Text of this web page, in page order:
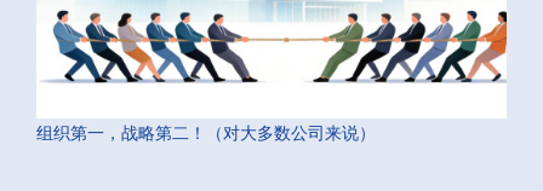
组织第一，战略第二！（对大多数公司来说）